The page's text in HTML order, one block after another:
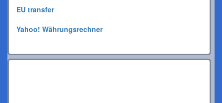
EU transfer
Yahoo! Währungsrechner